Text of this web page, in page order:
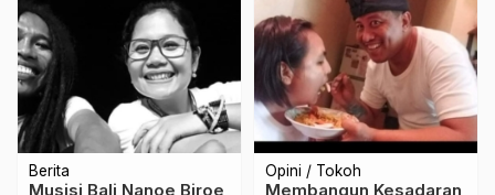
Berita
Musisi Bali Nanoe Biroe
Opini / Tokoh
Membangun Kesadaran